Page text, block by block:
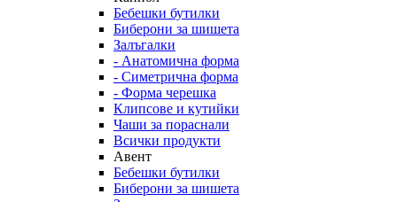
Бебешки бутилки
Биберони за шишета
Залъгалки
- Анатомична форма
- Симетрична форма
- Форма черешка
Клипсове и кутийки
Чаши за пораснали
Всички продукти
Авент
Бебешки бутилки
Биберони за шишета